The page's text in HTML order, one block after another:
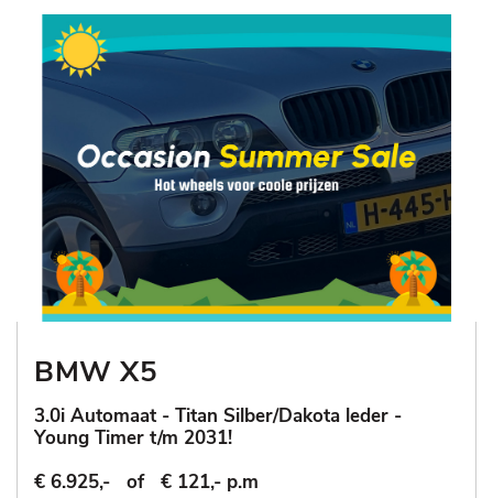
BMW X5
3.0i Automaat - Titan Silber/Dakota leder -
Young Timer t/m 2031!
€ 6.925,-
of € 121,- p.m